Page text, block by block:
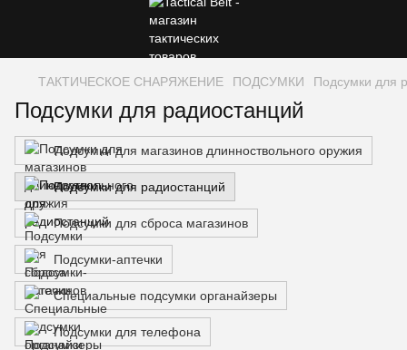
ТАКТИЧЕСКОЕ СНАРЯЖЕНИЕ ПОДСУМКИ Подсумки для
Подсумки для радиостанций
Подсумки для магазинов длинноствольного оружия
Подсумки для радиостанций
Подсумки для сброса магазинов
Подсумки-аптечки
Специальные подсумки органайзеры
Подсумки для телефона